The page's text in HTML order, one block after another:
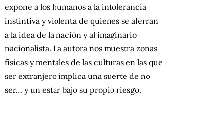
expone a los humanos a la intolerancia
instintiva y violenta de quienes se aferran
a la idea de la nación y al imaginario
nacionalista. La autora nos muestra zonas
físicas y mentales de las culturas en las que
ser extranjero implica una suerte de no
ser… y un estar bajo su propio riesgo.